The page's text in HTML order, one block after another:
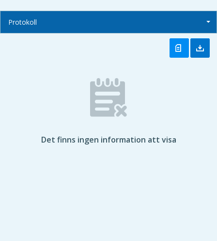
Protokoll
Det finns ingen information att visa